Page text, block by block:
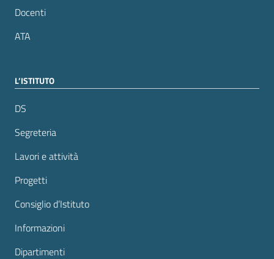
Docenti
ATA
L’ISTITUTO
DS
Segreteria
Lavori e attività
Progetti
Consiglio d’Istituto
Informazioni
Dipartimenti